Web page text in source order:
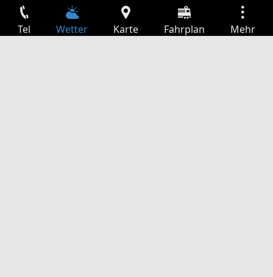
Tel Wetter Karte Fahrplan Mehr